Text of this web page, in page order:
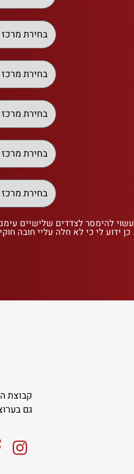
להימסר לצדדים שלישיים
ידוע לי כי לא חלה עליי חובה
קבוצת
גם